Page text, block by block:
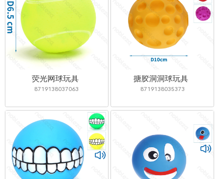
荧光网球玩具
8719138037063
搪胶洞洞球玩具
8719138035373